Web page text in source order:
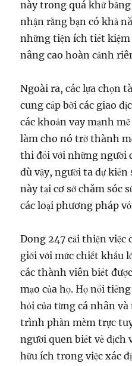
này trong quá khứ bằng
nhận rằng bạn có khả
những tiện ích tiết
nâng cao hoàn cảnh
Ngoài ra, các lựa chọn
cung cấp bởi các giao
các khoản vay mạnh
làm cho nó trở thành
thi đối với những người
dù vậy, người ta dự kiến
này tại cơ sở chăm sóc
các loại phương pháp
Dong 247 cải thiện việc
giới với mức chiết khấu
các thành viên biết
mạo của họ. Họ nổi
hỏi của từng cá nhân
trình phần mềm trực
người quen biết về dịch
hữu ích trong việc xác